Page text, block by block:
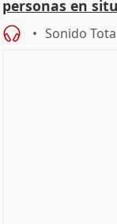
personas en
de Calor
Sonido